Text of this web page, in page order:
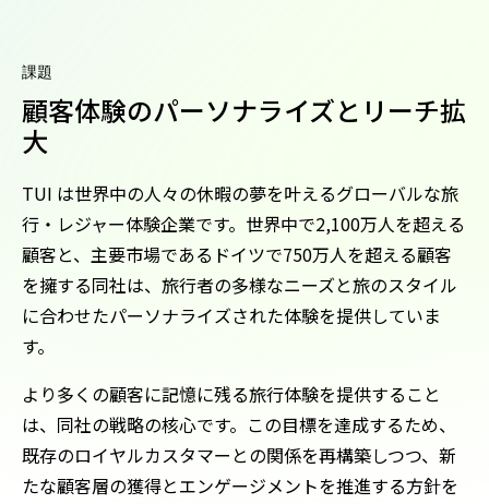
課題
顧客体験のパーソナライズとリーチ拡
大
TUI は世界中の人々の休暇の夢を叶えるグローバルな旅
行・レジャー体験企業です。世界中で2,100万人を超える
顧客と、主要市場であるドイツで750万人を超える顧客
を擁する同社は、旅行者の多様なニーズと旅のスタイル
に合わせたパーソナライズされた体験を提供していま
す。
より多くの顧客に記憶に残る旅行体験を提供すること
は、同社の戦略の核心です。この目標を達成するため、
既存のロイヤルカスタマーとの関係を再構築しつつ、新
たな顧客層の獲得とエンゲージメントを推進する方針を